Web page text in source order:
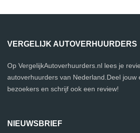
VERGELIJK AUTOVERHUURDERS
Op VergelijkAutoverhuurders.nl lees je
autoverhuurders van Nederland.Deel jouw
bezoekers en schrijf ook een review!
NIEUWSBRIEF